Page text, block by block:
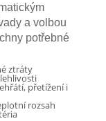
a volbou
potřebné
ztráty
přetížení i
rozsah